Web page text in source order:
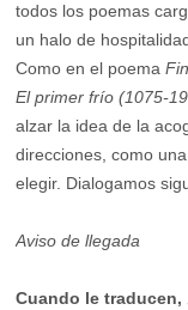
todos los poemas
un halo de
Como en el poema
El primer frío (1075-
alzar la idea de la
direcciones, como
elegir. Dialogamos
Aviso de llegada
Cuando le